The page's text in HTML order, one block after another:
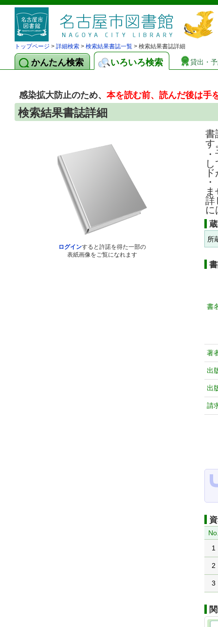
トップページ > 詳細検索 > 検索結果書誌一覧 > 検索結果書誌詳細
かんたん検索 いろいろ検索 貸出・
感染拡大防止のため、本を読む前、読んだ後は手
検索結果書誌詳細
ログインすると許諾を得た一部の
表紙画像をご覧になれます
書
す
詳
に
所
書
著
出
出
請
1
2
3